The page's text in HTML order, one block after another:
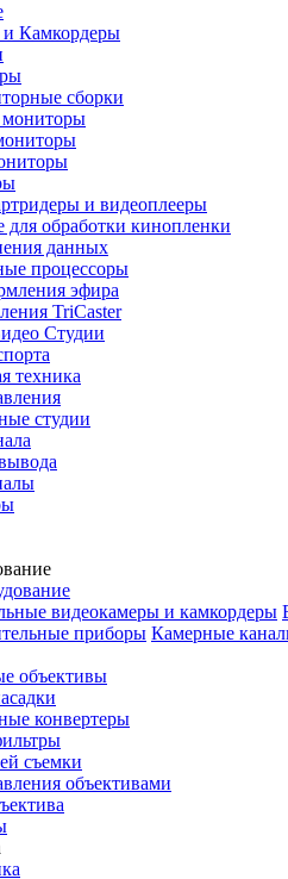
Камкордеры
сборки
и видеоплееры
для обработки кинопленки
данных
процессоры
эфира
TriCaster
Студии
техника
студии
видеокамеры и камкордеры
приборы Камерные
объективы
конвертеры
съемки
объективами